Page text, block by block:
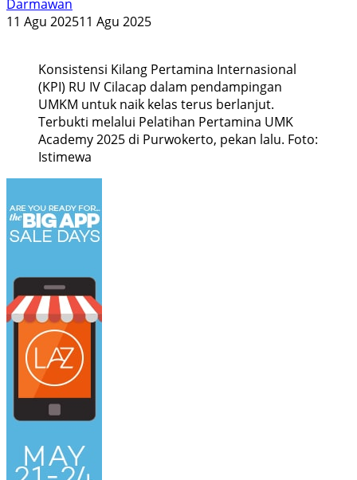
Darmawan
11 Agu 202511 Agu 2025
Konsistensi Kilang Pertamina Internasional
(KPI) RU IV Cilacap dalam pendampingan
UMKM untuk naik kelas terus berlanjut.
Terbukti melalui Pelatihan Pertamina UMK
Academy 2025 di Purwokerto, pekan lalu. Foto:
Istimewa